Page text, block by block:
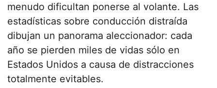
menudo dificultan ponerse al volante. Las
estadísticas sobre conducción distraída
dibujan un panorama aleccionador: cada
año se pierden miles de vidas sólo en
Estados Unidos a causa de distracciones
totalmente evitables.